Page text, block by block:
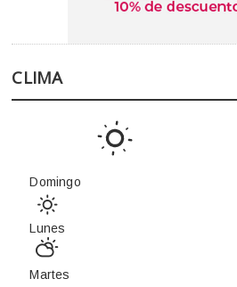
CLIMA
Domingo
Lunes
Martes